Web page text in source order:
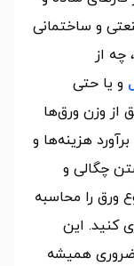
و ساختمانی
چه از
و یا حتی
از وزن ورق‌ها
هزینه‌ها و
چگالی و
ورق را محاسبه
کنید. این
ضروری همیشه